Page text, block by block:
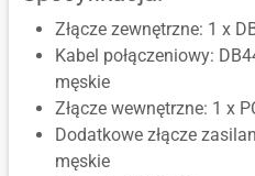
Złącze zewnętrzne: 1 x
Kabel połączeniowy:
męskie
Złącze wewnętrzne: 1 x
Dodatkowe złącze
męskie